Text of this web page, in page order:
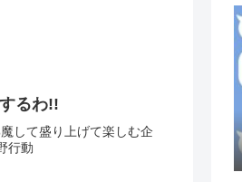
るわ!!
して盛り上げて楽しむ企
行動